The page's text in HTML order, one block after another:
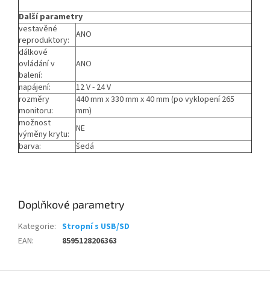
Další parametry
vestavěné
reproduktory: ANO
dálkové
ovládání v
balení:
ANO
napájení:
12 V - 24 V
rozměry
monitoru:
440 mm x 330 mm x 40 mm (po vyklopení 265
mm)
možnost
výměny krytu: NE
barva:
šedá
Doplňkové parametry
Kategorie: Stropní s USB/SD
EAN: 8595128206363